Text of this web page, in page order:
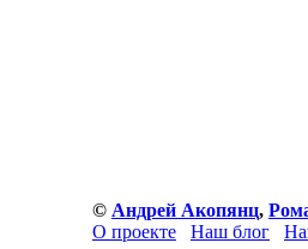
© Андрей Акопянц,
О проекте
Наш блог